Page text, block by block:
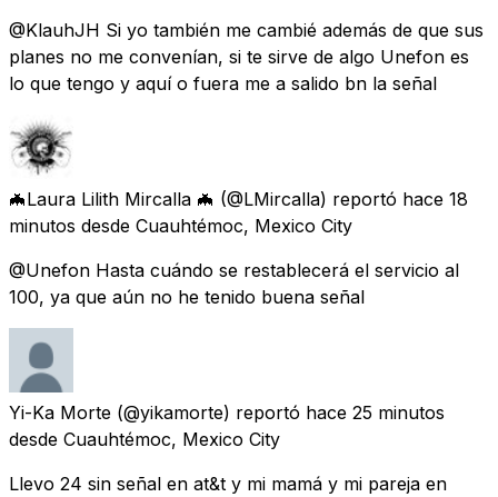
@KlauhJH Si yo también me cambié además de que sus
planes no me convenían, si te sirve de algo Unefon es
lo que tengo y aquí o fuera me a salido bn la señal
🦇Laura Lilith Mircalla 🦇 (@LMircalla) reportó hace 18
minutos desde Cuauhtémoc, Mexico City
@Unefon Hasta cuándo se restablecerá el servicio al
100, ya que aún no he tenido buena señal
Yi-Ka Morte (@yikamorte) reportó hace 25 minutos
desde Cuauhtémoc, Mexico City
Llevo 24 sin señal en at&t y mi mamá y mi pareja en